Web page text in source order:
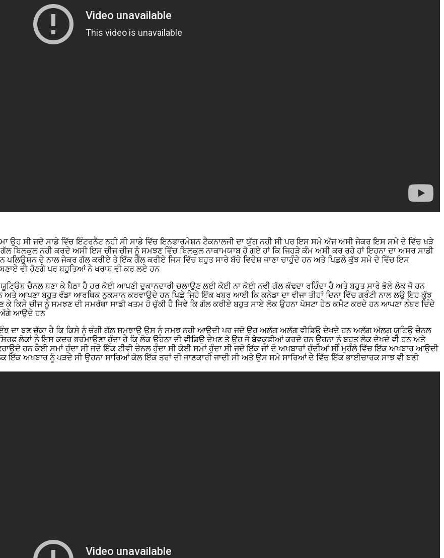
ਸੀ ਜਦੋ ਸਾਡੇ ਵਿੱਚ ਇੰਟਰਨੈਟ ਨਹੀ ਸੀ ਸਾਡੇ ਵਿੱਚ ਇਨਫਾਰਮੇਸ਼ਨ ਟੈਕਨਾਲਜੀ ਦਾ ਯੁੱਗ ਨਹੀ ਸੀ ਪਰ ਇਸ ਸਮੇ ਅੱਜ ਅਸੀ ਜੇਕਰ ਇਸ ਸਮੇ ਦੇ ਵਿੱਚ ਖੜੇ
ਨਹੀ ਕਰਦੇ ਅਸੀ ਇਸ ਚੀਜ ਚੀਜ ਨੂੰ ਸਮਝਣ ਵਿੱਚ ਬਿਲਕੁਲ ਨਾਕਾਮਯਾਬ ਹੋ ਗਏ ਹਾਂ ਕਿ ਜਿਹੜੇ ਕੰਮ ਅਸੀ ਕਰ ਰਹੇ ਹਾਂ ਇਹਨਾ ਦਾ ਅਸਰ ਸਾਡੀ
ਪਲਿਉਸ਼ਨ ਦੇ ਨਾਲ ਜੇਕਰ ਗੱਲ ਕਰੀਏ ਤੇ ਇੱਕ ਗੱਲ ਕਰੀਏ ਜਿਸ ਵਿੱਚ ਬਹੁਤ ਸਾਰੇ ਬੱਚੇ ਵਿਦੇਸ਼ ਜਾਣਾ ਚਾਹੁੰਦੇ ਹਨ ਅਤੇ ਪਿਛਲੇ ਕੁੱਝ ਸਮੇ ਦੇ ਵਿੱਚ ਇਸ
ਵੀ ਹੋਣਗੇ ਪਰ ਬਹੁਤਿਆਂ ਨੇ ਖਰਾਬ ਵੀ ਕਰ ਲਏ ਹਨ
ਚੈਨਲ ਬਣਾ ਕੇ ਬੈਠਾ ਹੈ ਹਰ ਕੋਈ ਆਪਣੀ ਦੁਕਾਨਦਾਰੀ ਚਲਾਉਣ ਲਈ ਕੋਈ ਨਾ ਕੋਈ ਨਵੀ ਗੱਲ ਕੱਢਦਾ ਰਹਿੰਦਾ ਹੈ ਅਤੇ ਬਹੁਤ ਸਾਰੇ ਭੋਲੇ ਲੋਕ ਜੋ ਹਨ
ਅਤੇ ਆਪਣਾ ਬਹੁਤ ਵੱਡਾ ਆਰਥਿਕ ਨੁਕਸਾਨ ਕਰਵਾਉਦੇ ਹਨ ਪਿਛੇ ਜਿਹੇ ਇੱਕ ਖਬਰ ਆਈ ਕਿ ਕਨੇਡਾ ਦਾ ਵੀਜਾ ਤੀਹਾਂ ਦਿਨਾ ਵਿੱਚ ਗਰੰਟੀ ਨਾਲ ਲਉ ਇਹ ਕੁੱਝ
ਕੇ ਕਿਸੇ ਚੀਜ ਨੂੰ ਸਮਝਣ ਦੀ ਸਮਰੱਥਾ ਸਾਡੀ ਖਤਮ ਹੋ ਚੁੱਕੀ ਹੈ ਜਿਵੇ ਕਿ ਗੱਲ ਕਰੀਏ ਬਹੁਤ ਸਾਏ ਲੋਕ ਉਹਨਾ ਪੋਸਟਾ ਹੇਠ ਕਮੈਟ ਕਰਦੇ ਹਨ ਆਪਣਾ ਨੰਬਰ ਦਿੰਦੇ
ਅੱਗੇ ਆਉਦੇ ਹਨ
ਦਾ ਬਣ ਚੁੱਕਾ ਹੈ ਕਿ ਕਿਸੇ ਨੂੰ ਚੰਗੀ ਗੱਲ ਸਮਝਾਉ ਉਸ ਨੂੰ ਸਮਝ ਨਹੀ ਆਉਦੀ ਪਰ ਜਦੋ ਉਹ ਅਲੱਗ ਅਲੱਗ ਵੀਡਿਉ ਦੇਖਦੇ ਹਨ ਅਲੱਗ ਅੱਲਗ ਯੂਟਿਉ ਚੈਨਲ
ਲੋਕਾਂ ਨੂੰ ਇਸ ਕਦਰ ਭਰਮਾਉਣਾ ਹੁੰਦਾ ਹੈ ਕਿ ਲੋਕ ਉਹਨਾ ਦੀ ਵੀਡਿਉ ਦੇਖਣ ਤੇ ਉਹ ਜੋ ਬੇਵਕੂਫੀਆਂ ਕਰਦੇ ਹਨ ਉਹਨਾ ਨੂੰ ਬਹੁਤ ਲੋਕ ਦੇਖਦੇ ਵੀ ਹਨ ਅਤੇ
ਹਨ ਕੋਈ ਸਮਾਂ ਹੁੰਦਾ ਸੀ ਜਦੋ ਇੱਕ ਟੀਵੀ ਚੈਨਲ ਹੁੰਦਾ ਸੀ ਕੋਈ ਸਮਾਂ ਹੁੰਦਾ ਸੀ ਜਦੋ ਇੱਕ ਜਾਂ ਦੋ ਅਖਬਾਰਾਂ ਹੁੰਦੀਆਂ ਸੀ ਮੁਹੱਲੇ ਵਿੱਚ ਇੱਕ ਅਖਬਾਰ ਆਉਦੀ
ਅਖਬਾਰ ਨੂੰ ਪੜਦੇ ਸੀ ਉਹਨਾ ਸਾਰਿਆਂ ਕੋਲ ਇੱਕ ਤਰਾਂ ਦੀ ਜਾਣਕਾਰੀ ਜਾਦੀ ਸੀ ਅਤੇ ਉਸ ਸਮੇ ਸਾਰਿਆਂ ਦੇ ਵਿੱਚ ਇੱਕ ਭਾਈਚਾਰਕ ਸਾਝ ਵੀ ਬਣੀ